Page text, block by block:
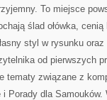
To miejsce
ślad ołówka,
styl w rysunku
od pierwszych
tematy związane z
i Porady dla